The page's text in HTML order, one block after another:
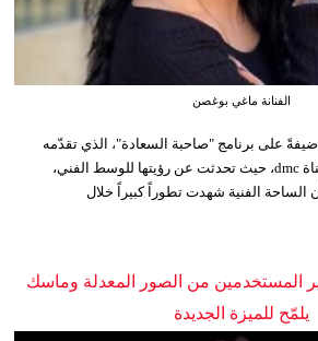
الفنانة ماغي بوغصن
على برنامج "صاحبة السعادة"، الذي تقدّمه
الفنانة إسعاد يونس على قناة dmc، حيث تحدثت عن رؤيتها للوسط الفني،
الساحة الفنية شهدت تطوراً كبيراً خلال
المستخدمين من الصور المعدلة وماسك
يلمّح للميزة الجديدة